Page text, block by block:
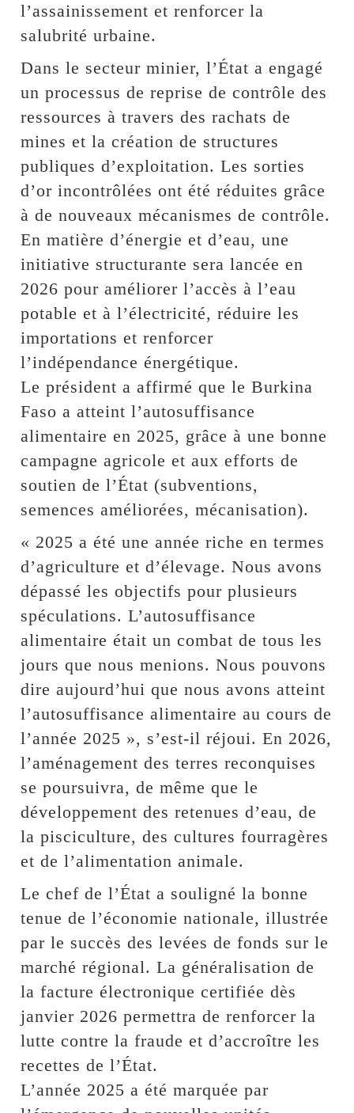
l’assainissement et renforcer la
salubrité urbaine.
Dans le secteur minier, l’État a engagé
un processus de reprise de contrôle des
ressources à travers des rachats de
mines et la création de structures
publiques d’exploitation. Les sorties
d’or incontrôlées ont été réduites grâce
à de nouveaux mécanismes de contrôle.
En matière d’énergie et d’eau, une
initiative structurante sera lancée en
2026 pour améliorer l’accès à l’eau
potable et à l’électricité, réduire les
importations et renforcer
l’indépendance énergétique.
Le président a affirmé que le Burkina
Faso a atteint l’autosuffisance
alimentaire en 2025, grâce à une bonne
campagne agricole et aux efforts de
soutien de l’État (subventions,
semences améliorées, mécanisation).
« 2025 a été une année riche en termes
d’agriculture et d’élevage. Nous avons
dépassé les objectifs pour plusieurs
spéculations. L’autosuffisance
alimentaire était un combat de tous les
jours que nous menions. Nous pouvons
dire aujourd’hui que nous avons atteint
l’autosuffisance alimentaire au cours de
l’année 2025 », s’est-il réjoui. En 2026,
l’aménagement des terres reconquises
se poursuivra, de même que le
développement des retenues d’eau, de
la pisciculture, des cultures fourragères
et de l’alimentation animale.
Le chef de l’État a souligné la bonne
tenue de l’économie nationale, illustrée
par le succès des levées de fonds sur le
marché régional. La généralisation de
la facture électronique certifiée dès
janvier 2026 permettra de renforcer la
lutte contre la fraude et d’accroître les
recettes de l’État.
L’année 2025 a été marquée par